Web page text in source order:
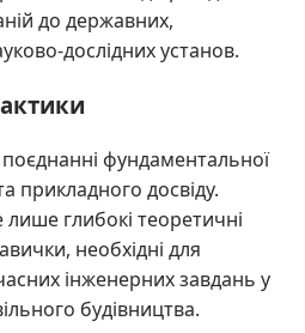
до державних,
дослідних установ.
фундаментальної
прикладного досвіду.
глибокі теоретичні
необхідні для
інженерних завдань у
будівництва.